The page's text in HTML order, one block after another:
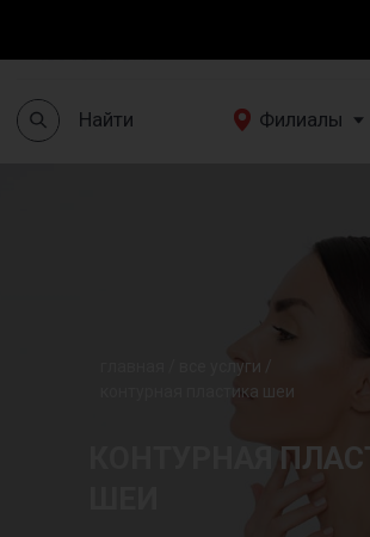
КОНТУРНАЯ
все услуги
онтурная пластика шеи